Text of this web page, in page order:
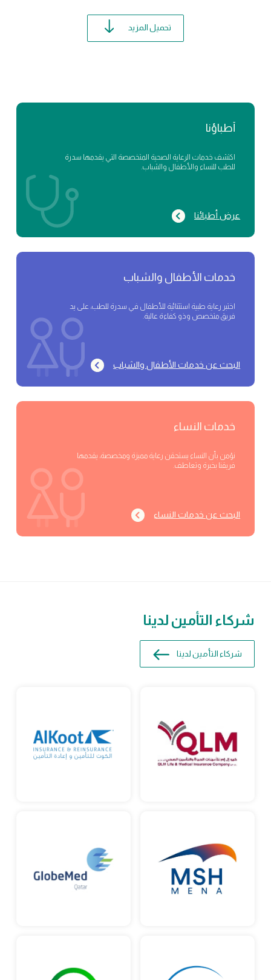
تحميل المزيد
أطباؤنا
اكتشف خدمات الرعاية الصحية المتخصصة التي يقدمها سدرة
للطب للنساء والأطفال والشباب.
عرض أطبائنا
خدمات الأطفال والشباب
اختبر رعاية طبية استثنائية للأطفال في سدرة للطب، على يد
فريق متخصص وذو كفاءة عالية.
البحث عن خدمات الأطفال والشباب
خدمات النساء
نؤمن بأن النساء يستحقن رعاية مميزة ومخصصة، يقدمها
فريقنا بخبرة وتعاطف.
البحث عن خدمات النساء
شركاء التأمين لدينا
شركاء التأمين لدينا